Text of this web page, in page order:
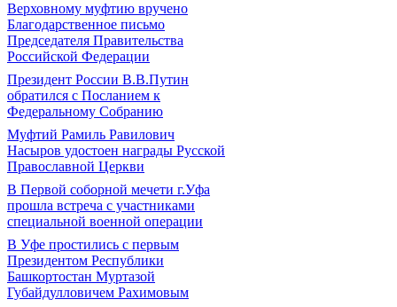
Верховному муфтию вручено
Благодарственное письмо
Председателя Правительства
Российской Федерации
Президент России В.В.Путин
обратился с Посланием к
Федеральному Собранию
Муфтий Рамиль Равилович
Насыров удостоен награды Русской
Православной Церкви
В Первой соборной мечети г.Уфа
прошла встреча с участниками
специальной военной операции
В Уфе простились с первым
Президентом Республики
Башкортостан Муртазой
Губайдулловичем Рахимовым